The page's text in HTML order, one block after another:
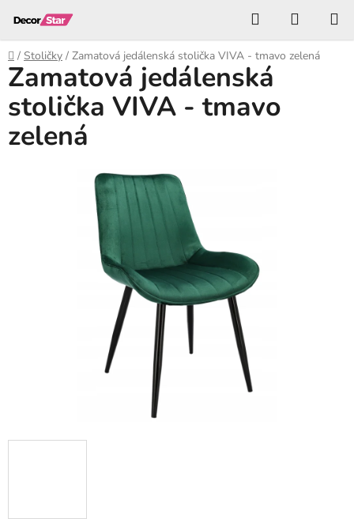
obsah
Hľadať
KOŠÍK
Domov
/ Stoličky / Zamatová jedálenská stolička VIVA - tmavo zelená
Zamatová jedálenská
stolička VIVA - tmavo
zelená